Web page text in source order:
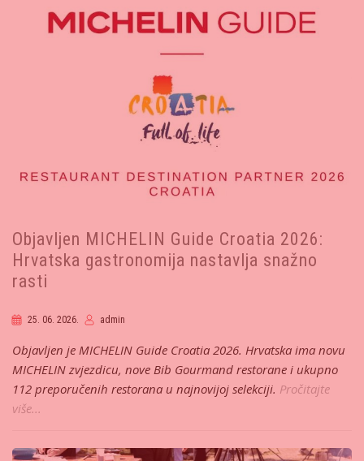
Objavljen MICHELIN Guide Croatia 2026:
Hrvatska gastronomija nastavlja snažno
rasti
25. 06. 2026. admin
Objavljen je MICHELIN Guide Croatia 2026. Hrvatska ima novu
MICHELIN zvjezdicu, nove Bib Gourmand restorane i ukupno
112 preporučenih restorana u najnovijoj selekciji. Pročitajte
više...